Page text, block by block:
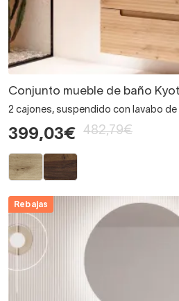
Conjunto mueble de baño
2 cajones, suspendido con lavabo de
399,03€ 482,79€
Rebajas